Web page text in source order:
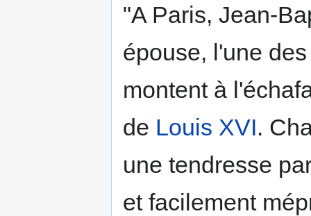
"A Paris, Jean-
épouse, l'une
montent à
de Louis XVI.
une tendresse
et facilement